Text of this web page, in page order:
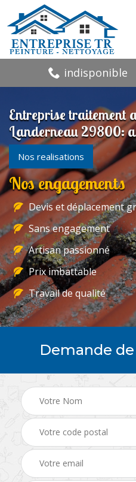
indisponible
Entreprise traitement
Landerneau 29800:
Nos realisations
Nos engagements
Devis et déplacement
Sans engagement
Artisan passionné
Prix imbattable
Travail de qualité
Demande